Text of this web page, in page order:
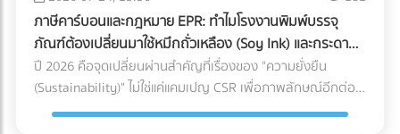
สากล ได้ฟรีที่ At-once แพลตฟอร์มรวบรวมธุรกิจ B2B ชั้นนำ
ของประเทศไทย
เปล่าในช่วง Low Season! ยกระดับการตลาดโรงแรมของคุณวัน
นี้ เข้ามาค้นหาพาร์ทเนอร์ที่เชี่ยวชาญบน At-once แพลตฟอร์ม
รวบรวมบริษัท B2B ชั้นนำของไทย เรามีตัวเลือกให้คุณครบจบใน
ที่เดียว: Digital Marketing Agency: ผู้เชี่ยวชาญด้านการวาง
กลยุทธ์และยิงแอดเจาะตลาดต่างชาติ Web Developer / UX-UI
Designer: ทีมสร้าง Landing Page และระบบ Direct Booking
ขายของคุณน้อย แต่การสั่งซื้อวัตถุดิบหรือนำเข้าสินค้ามีปริมาณ
มหาศาลจน "สต็อกบวม" ผิดปกติ สรรพากรจะตั้งข้อสงสัยว่า
คุณแอบขายสินค้าแบบไม่มีใบกำกับภาษี (ขายของเถื่อน/ขายตัด
ราคา) 4. ค่าใช้จ่ายเบ็ดเตล็ดและค่ารับรองพุ่งสูงปรี๊ด การยัด
"รายจ่ายส่วนตัว" เข้ามาเป็น "ค่าใช้จ่ายบริษัท" เป็นเรื่องที่ AI จับ
ทางได้ง่ายมาก หากหมวดหมู่ค่ารับรอง ค่าเดินทาง หรือค่าใช้จ่าย
ภาษีคาร์บอนและกฎหมาย EPR: ทำไมโรงงานพิมพ์บรรจุ
ภัณฑ์ต้องเปลี่ยนมาใช้หมึกถั่วเหลือง (Soy Ink) และกระดาษ
FSC
ปี 2026 คือจุดเปลี่ยนผ่านสำคัญที่เรื่องของ "ความยั่งยืน
(Sustainability)" ไม่ใช่แค่แคมเปญ CSR เพื่อภาพลักษณ์อีกต่อ
ไป แต่กลายเป็น "กำแพงภาษี" และ "ข้อกีดกันทางการค้า" ที่ส่ง